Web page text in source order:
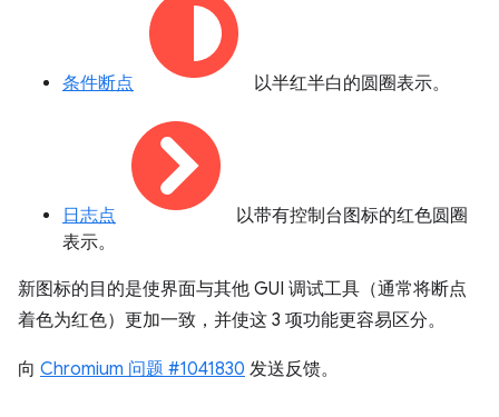
条件断点 以半红半白的圆圈表示。
日志点
以带有控制台图标的红色圆圈
表示。
新图标的目的是使界面与其他 GUI 调试工具（通常将断点
着色为红色）更加一致，并使这 3 项功能更容易区分。
向 Chromium 问题 #1041830 发送反馈。